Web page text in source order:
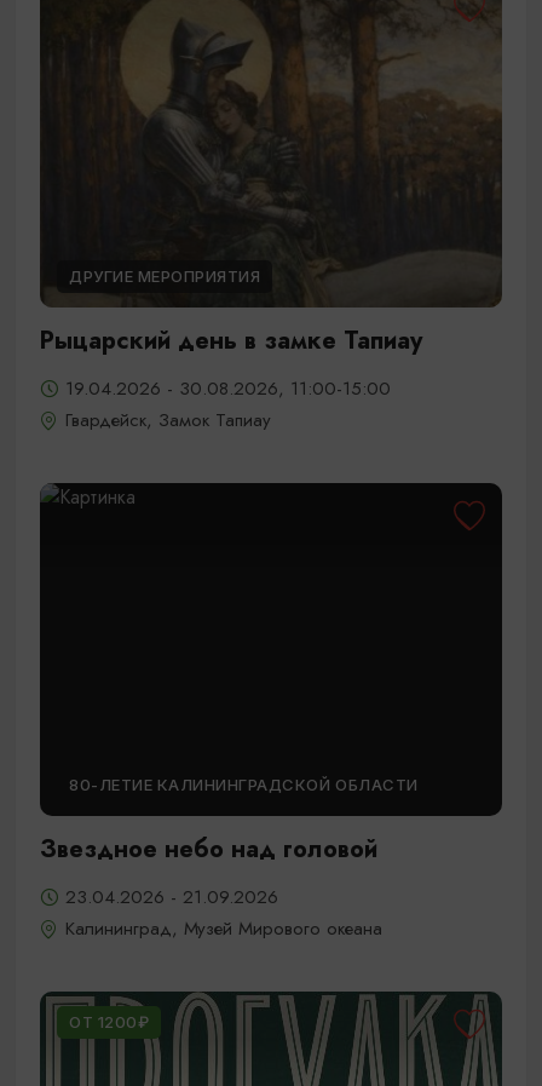
ДРУГИЕ МЕРОПРИЯТИЯ
Рыцарский день в замке Тапиау
19.04.2026 - 30.08.2026, 11:00-15:00
Гвардейск, Замок Тапиау
80-ЛЕТИЕ КАЛИНИНГРАДСКОЙ ОБЛАСТИ
Звездное небо над головой
23.04.2026 - 21.09.2026
Калининград, Музей Мирового океана
ОТ 1200₽